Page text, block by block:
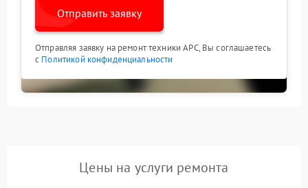
Отправить заявку
Отправляя заявку на ремонт техники APC, Вы соглашаетесь
с Политикой конфиденциальности
Цены на услуги ремонта